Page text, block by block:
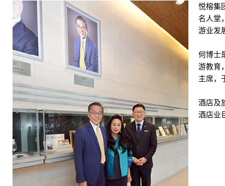
悦榕集
名人堂
游业发
何博士
游教育
主席，
酒店及
酒店业